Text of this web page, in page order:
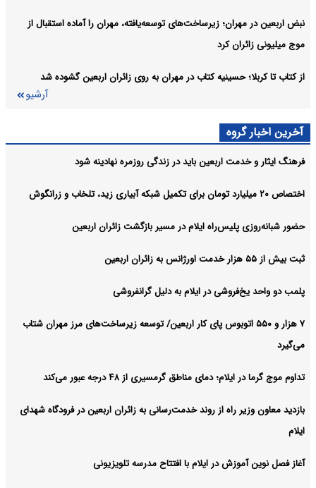
نبض اربعین در مهران؛ زیرساخت‌های توسعه‌یافته، مهران را آماده استقبال از
موج میلیونی زائران کرد
از کتاب تا کربلا؛ حسینیه کتاب در مهران به روی زائران اربعین گشوده شد
آرشیو
آخرین اخبار گروه
فرهنگ ایثار و خدمت اربعین باید در زندگی روزمره نهادینه شود
اختصاص ۲۰ میلیارد تومان برای تکمیل شبکه آبیاری زید، تلخاب و زرانگوش
حضور شبانه‌روزی پلیس‌راه ایلام در مسیر بازگشت زائران اربعین
ثبت بیش از ۵۵ هزار خدمت اورژانس به زائران اربعین
پلمب دو واحد یخ‌فروشی در ایلام به دلیل گرانفروشی
۷ هزار و ۵۵۰ اتوبوس پای کار اربعین/ توسعه زیرساخت‌های مرز مهران شتاب
می‌گیرد
تداوم موج گرما در ایلام؛ دمای مناطق گرمسیری از ۴۸ درجه عبور می‌کند
بازدید معاون وزیر راه از روند خدمت‌رسانی به زائران اربعین در فرودگاه شهدای
ایلام
آغاز فصل نوین آموزش در ایلام با افتتاح مدرسه تلویزیونی